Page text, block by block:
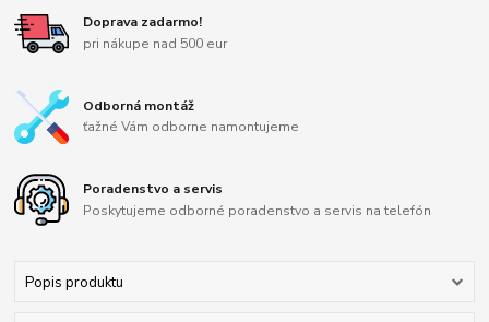
Doprava zadarmo!
pri nákupe nad 500 eur
Odborná montáž
ťažné Vám odborne namontujeme
Poradenstvo a servis
Poskytujeme odborné poradenstvo a servis na telefón
Popis produktu